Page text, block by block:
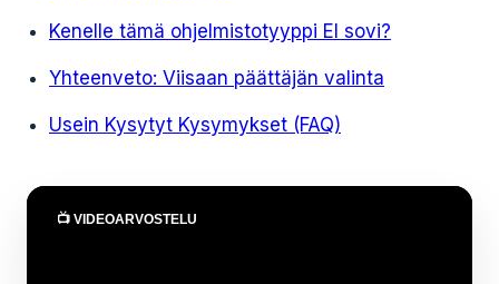
Kenelle tämä ohjelmistotyyppi EI sovi?
Yhteenveto: Viisaan päättäjän valinta
Usein Kysytyt Kysymykset (FAQ)
📺 VIDEOARVOSTELU